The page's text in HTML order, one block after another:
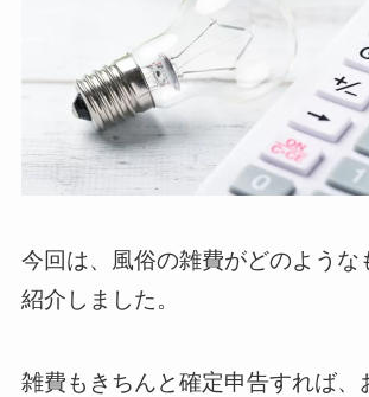
今回は、風俗の雑費がどのような
紹介しました。
雑費もきちんと確定申告すれば、